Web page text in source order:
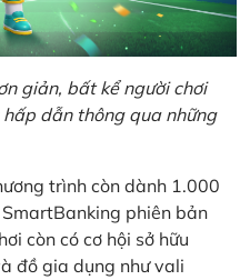
giản, bất kể người chơi
dẫn thông qua những
trình còn dành 1.000
phiên bản
còn có cơ hội sở hữu
đồ gia dụng như vali